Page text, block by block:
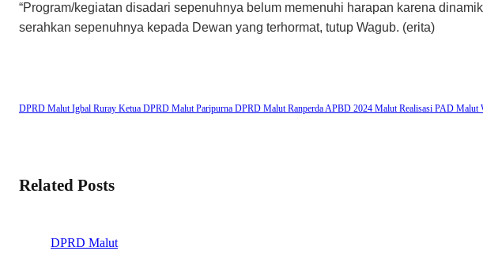
“Program/kegiatan disadari sepenuhnya belum memenuhi harapan karena
serahkan sepenuhnya kepada Dewan yang terhormat, tutup Wagub. (erita)
DPRD MalutIgbal Ruray Ketua DPRD MalutParipurna DPRD MalutRanperda APBD 2024 MalutRealisasi PAD Malut
Related Posts
DPRD Malut